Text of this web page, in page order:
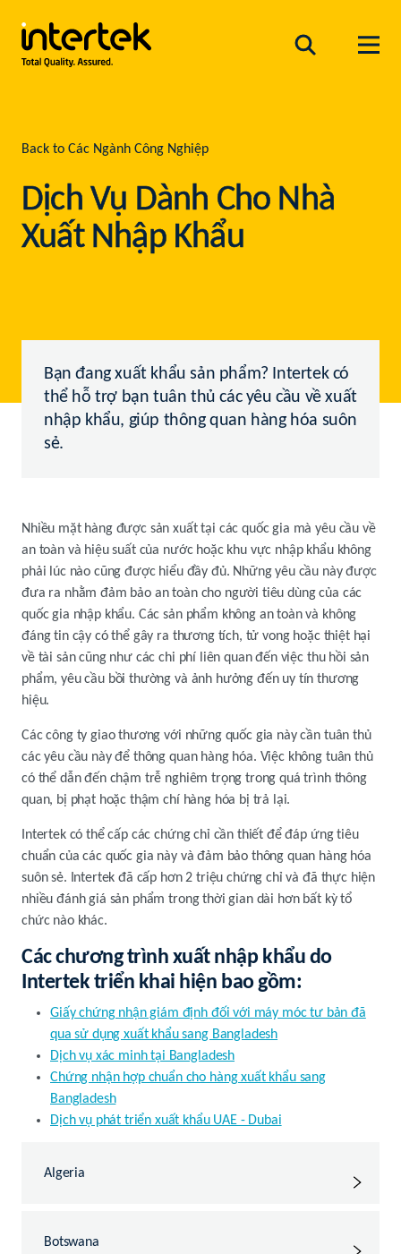
Back to Các Ngành Công Nghiệp
Dịch Vụ Dành Cho Nhà
Xuất Nhập Khẩu
Bạn đang xuất khẩu sản phẩm? Intertek có
thể hỗ trợ bạn tuân thủ các yêu cầu về xuất
nhập khẩu, giúp thông quan hàng hóa suôn
sẻ.
Nhiều mặt hàng được sản xuất tại các quốc gia mà yêu cầu về
an toàn và hiệu suất của nước hoặc khu vực nhập khẩu không
phải lúc nào cũng được hiểu đầy đủ. Những yêu cầu này được
đưa ra nhằm đảm bảo an toàn cho người tiêu dùng của các
quốc gia nhập khẩu. Các sản phẩm không an toàn và không
đáng tin cậy có thể gây ra thương tích, tử vong hoặc thiệt hại
về tài sản cũng như các chi phí liên quan đến việc thu hồi sản
phẩm, yêu cầu bồi thường và ảnh hưởng đến uy tín thương
hiệu.
Các công ty giao thương với những quốc gia này cần tuân thủ
các yêu cầu này để thông quan hàng hóa. Việc không tuân thủ
có thể dẫn đến chậm trễ nghiêm trọng trong quá trình thông
quan, bị phạt hoặc thậm chí hàng hóa bị trả lại.
Intertek có thể cấp các chứng chỉ cần thiết để đáp ứng tiêu
chuẩn của các quốc gia này và đảm bảo thông quan hàng hóa
suôn sẻ. Intertek đã cấp hơn 2 triệu chứng chỉ và đã thực hiện
nhiều đánh giá sản phẩm trong thời gian dài hơn bất kỳ tổ
chức nào khác.
Các chương trình xuất nhập khẩu do
Intertek triển khai hiện bao gồm:
Giấy chứng nhận giám định đối với máy móc tư bản đã
qua sử dụng xuất khẩu sang Bangladesh
Dịch vụ xác minh tại Bangladesh
Chứng nhận hợp chuẩn cho hàng xuất khẩu sang
Bangladesh
Dịch vụ phát triển xuất khẩu UAE - Dubai
Algeria
Botswana